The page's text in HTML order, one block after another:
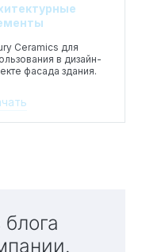
Ceramics для
в дизайн-
фасада здания.